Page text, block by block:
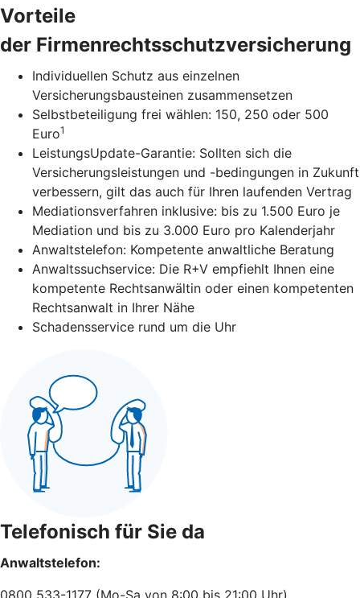
Vorteile
der Firmenrechtsschutzversicherung
Individuellen Schutz aus einzelnen
Versicherungsbausteinen zusammensetzen
Selbstbeteiligung frei wählen: 150, 250 oder 500
Euro1
LeistungsUpdate-Garantie: Sollten sich die
Versicherungsleistungen und -bedingungen in Zukunft
verbessern, gilt das auch für Ihren laufenden Vertrag
Mediationsverfahren inklusive: bis zu 1.500 Euro je
Mediation und bis zu 3.000 Euro pro Kalenderjahr
Anwaltstelefon: Kompetente anwaltliche Beratung
Anwaltssuchservice: Die R+V empfiehlt Ihnen eine
kompetente Rechtsanwältin oder einen kompetenten
Rechtsanwalt in Ihrer Nähe
Schadensservice rund um die Uhr
Telefonisch für Sie da
Anwaltstelefon:
0800 533-1177 (Mo-Sa von 8:00 bis 21:00 Uhr)